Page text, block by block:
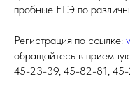
пробные ЕГЭ по
Регистрация по ссылке:
обращайтесь в
45-23-39, 45-82-81,